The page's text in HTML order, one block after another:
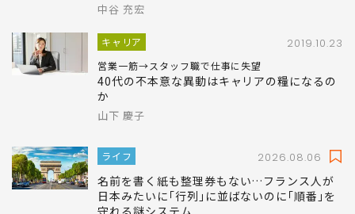
中谷 充宏
キャリア 2019.10.23
営業一筋→スタッフ職で仕事に失望
40代の不本意な異動はキャリアの糧になるの
か
山下 慶子
ライフ 2026.08.06
名前を書く紙も整理券もない…フランス人が
日本みたいに｢行列｣に並ばないのに｢順番｣を